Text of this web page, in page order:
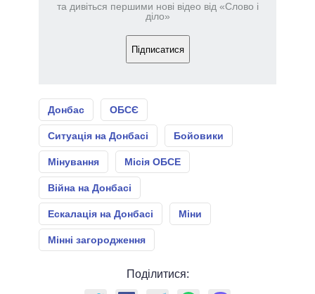
та дивіться першими нові відео від «Слово і
діло»
Підписатися
Донбас ОБСЄ
Ситуація на Донбасі Бойовики
Мінування Місія ОБСЕ
Війна на Донбасі
Ескалація на Донбасі Міни
Мінні загородження
Поділитися: